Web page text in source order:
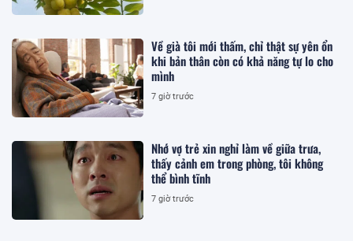
Về già tôi mới thấm, chỉ thật sự yên ổn
khi bản thân còn có khả năng tự lo cho
mình
7 giờ trước
Nhớ vợ trẻ xin nghỉ làm về giữa trưa,
thấy cảnh em trong phòng, tôi không
thể bình tĩnh
7 giờ trước